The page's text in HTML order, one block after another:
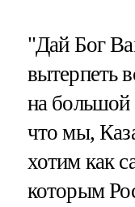
"Дай Бог
вытерпеть
на большой
что мы,
хотим как
которым